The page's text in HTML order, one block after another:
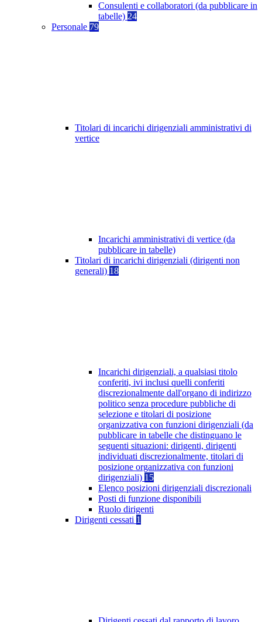
Consulenti e collaboratori (da pubblicare in
tabelle) 24
Personale 79
Titolari di incarichi dirigenziali amministrativi di
vertice
Incarichi amministrativi di vertice (da
pubblicare in tabelle)
Titolari di incarichi dirigenziali (dirigenti non
generali) 18
Incarichi dirigenziali, a qualsiasi titolo
conferiti, ivi inclusi quelli conferiti
discrezionalmente dall'organo di indirizzo
politico senza procedure pubbliche di
selezione e titolari di posizione
organizzativa con funzioni dirigenziali (da
pubblicare in tabelle che distinguano le
seguenti situazioni: dirigenti, dirigenti
individuati discrezionalmente, titolari di
posizione organizzativa con funzioni
dirigenziali) 15
Elenco posizioni dirigenziali discrezionali
Posti di funzione disponibili
Ruolo dirigenti
Dirigenti cessati 1